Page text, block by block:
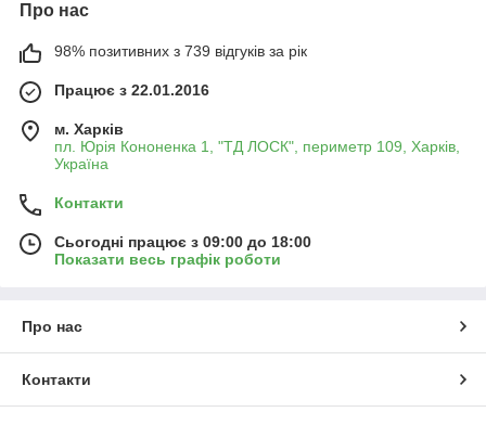
Про нас
98% позитивних з 739 відгуків за рік
Працює з 22.01.2016
м. Харків
пл. Юрія Кононенка 1, "ТД ЛОСК", периметр 109, Харків,
Україна
Контакти
Сьогодні працює з 09:00 до 18:00
Показати весь графік роботи
Про нас
Контакти